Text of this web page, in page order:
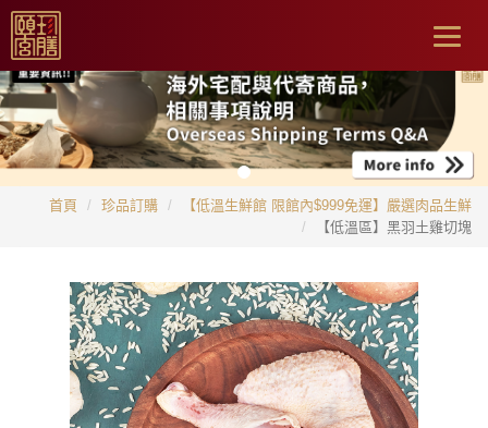
首頁 珍品訂購
【低溫生鮮館 限館內$999免運】嚴選肉品生鮮
【低溫區】黑羽土雞切塊